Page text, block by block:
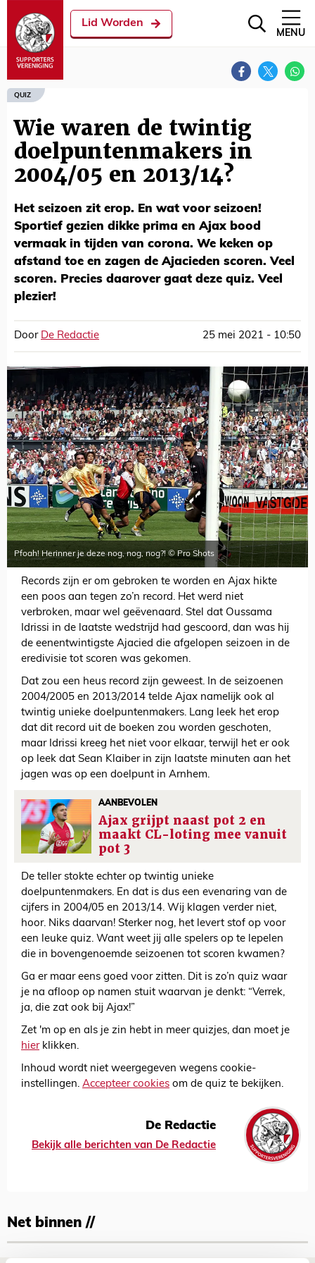
Lid Worden
MENU
QUIZ
Wie waren de twintig
doelpuntenmakers in
2004/05 en 2013/14?
Het seizoen zit erop. En wat voor seizoen!
Sportief gezien dikke prima en Ajax bood
vermaak in tijden van corona. We keken op
afstand toe en zagen de Ajacieden scoren. Veel
scoren. Precies daarover gaat deze quiz. Veel
plezier!
Door De Redactie 25 mei 2021 - 10:50
Pfoah! Herinner je deze nog, nog, nog?! © Pro Shots
Records zijn er om gebroken te worden en Ajax hikte
een poos aan tegen zo’n record. Het werd niet
verbroken, maar wel geëvenaard. Stel dat Oussama
Idrissi in de laatste wedstrijd had gescoord, dan was hij
de eenentwintigste Ajacied die afgelopen seizoen in de
eredivisie tot scoren was gekomen.
Dat zou een heus record zijn geweest. In de seizoenen
2004/2005 en 2013/2014 telde Ajax namelijk ook al
twintig unieke doelpuntenmakers. Lang leek het erop
dat dit record uit de boeken zou worden geschoten,
maar Idrissi kreeg het niet voor elkaar, terwijl het er ook
op leek dat Sean Klaiber in zijn laatste minuten aan het
jagen was op een doelpunt in Arnhem.
AANBEVOLEN
Ajax grijpt naast pot 2 en
maakt CL-loting mee vanuit
pot 3
De teller stokte echter op twintig unieke
doelpuntenmakers. En dat is dus een evenaring van de
cijfers in 2004/05 en 2013/14. Wij klagen verder niet,
hoor. Niks daarvan! Sterker nog, het levert stof op voor
een leuke quiz. Want weet jij alle spelers op te lepelen
die in bovengenoemde seizoenen tot scoren kwamen?
Ga er maar eens goed voor zitten. Dit is zo’n quiz waar
je na afloop op namen stuit waarvan je denkt: “Verrek,
ja, die zat ook bij Ajax!”
Zet 'm op en als je zin hebt in meer quizjes, dan moet je
hierklikken.
Inhoud wordt niet weergegeven wegens cookie-
instellingen. Accepteer cookies om de quiz te bekijken.
De Redactie
Bekijk alle berichten van De Redactie
Net binnen //